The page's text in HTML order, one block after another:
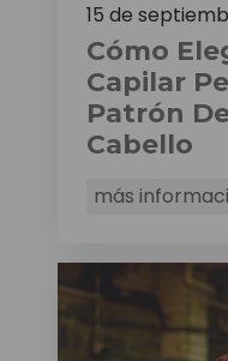
15 de
Cómo
Capilar
Patrón
Cabello
más